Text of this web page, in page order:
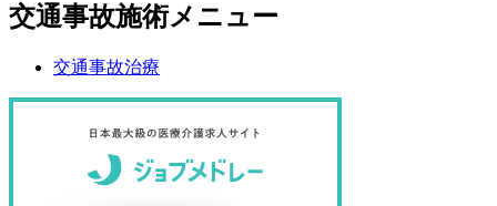
交通事故施術メニュー
交通事故治療